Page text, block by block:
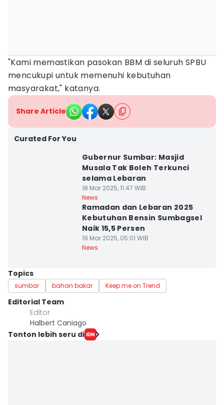
"Kami memastikan pasokan BBM di seluruh SPBU
mencukupi untuk memenuhi kebutuhan
masyarakat," katanya.
Share Article
Curated For You
Gubernur Sumbar: Masjid
Musala Tak Boleh Terkunci
selama Lebaran
18 Mar 2025, 11:47 WIB
News
Ramadan dan Lebaran 2025
Kebutuhan Bensin Sumbagsel
Naik 15,5 Persen
19 Mar 2025, 05:01 WIB
News
Topics
sumbar bahan bakar Keep me on Trend
Editorial Team
Editor
Halbert Caniago
Tonton lebih seru di